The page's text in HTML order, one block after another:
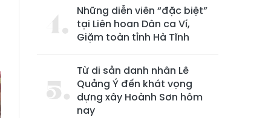
Những diễn viên “đặc biệt”
tại Liên hoan Dân ca Ví,
Giặm toàn tỉnh Hà Tĩnh
Từ di sản danh nhân Lê
Quảng Ý đến khát vọng
dựng xây Hoành Sơn hôm
nay